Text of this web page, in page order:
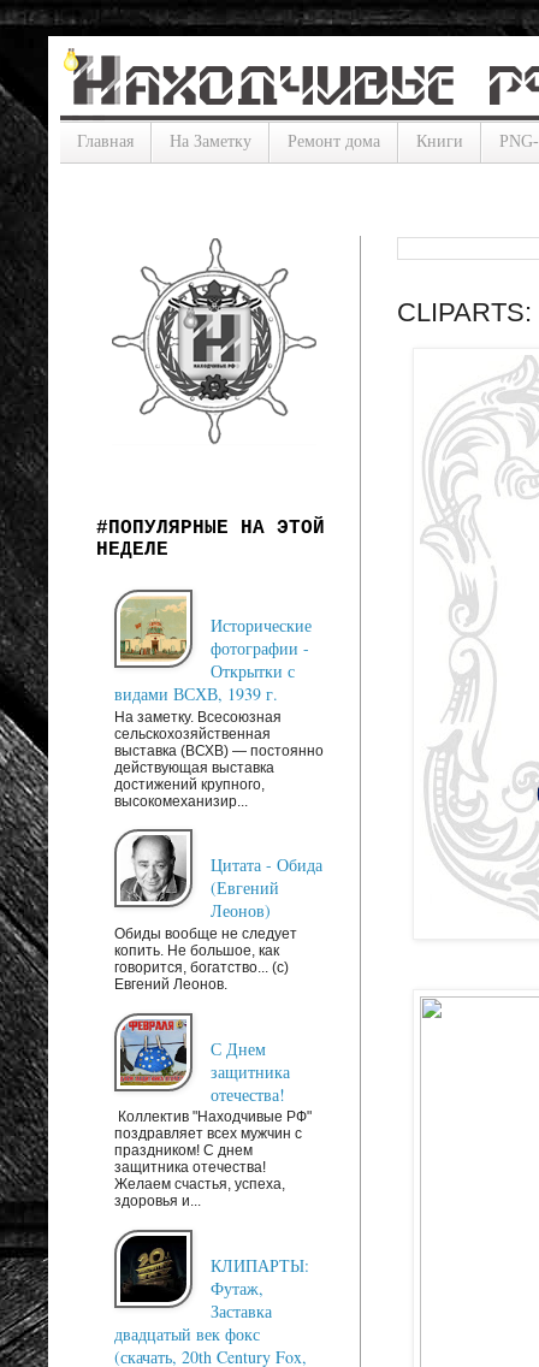
Главная На Заметку Ремонт дома Книги
#ПОПУЛЯРНЫЕ НА ЭТОЙ
НЕДЕЛЕ
Исторические
фотографии -
Открытки с
видами ВСХВ, 1939 г.
На заметку. Всесоюзная
сельскохозяйственная
выставка (ВСХВ) — постоянно
действующая выставка
достижений крупного,
высокомеханизир...
Цитата - Обида
(Евгений
Леонов)
Обиды вообще не следует
копить. Не большое, как
говорится, богатство... (c)
Евгений Леонов.
С Днем
защитника
отечества!
Коллектив "Находчивые РФ"
поздравляет всех мужчин с
праздником! С днем
защитника отечества!
Желаем счастья, успеха,
здоровья и...
КЛИПАРТЫ:
Футаж,
Заставка
двадцатый век фокс
(скачать, 20th Century Fox,